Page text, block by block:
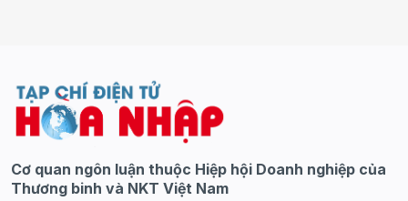
Cơ quan ngôn luận thuộc Hiệp hội Doanh nghiệp của
Thương binh và NKT Việt Nam